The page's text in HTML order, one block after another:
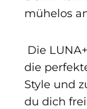
mühelos
Die
die
Style und
du dich